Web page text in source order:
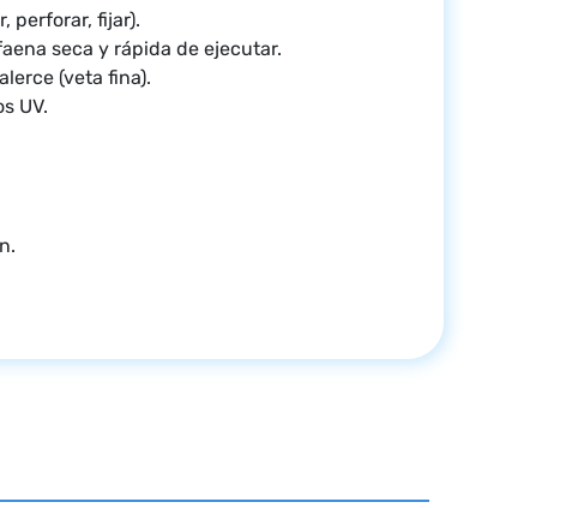
perforar, fijar).
seca y rápida de ejecutar.
(veta fina).
UV.